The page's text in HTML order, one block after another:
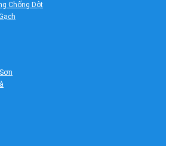
Chống Dột